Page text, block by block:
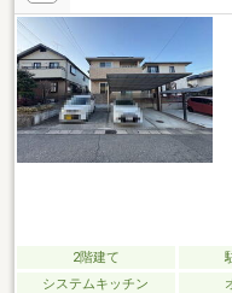
り～周辺環境～■ショージ
ンイレブン東広島西条東子
ック住宅販売士が明確な基
円／土地価格９５０万円
2階建て
システムキッチン